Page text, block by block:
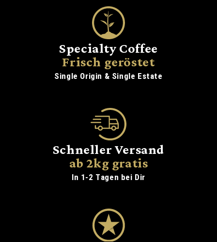
Specialty Coffee
Frisch geröstet
Single Origin & Single Estate
Schneller Versand
ab 2kg gratis
In 1-2 Tagen bei Dir